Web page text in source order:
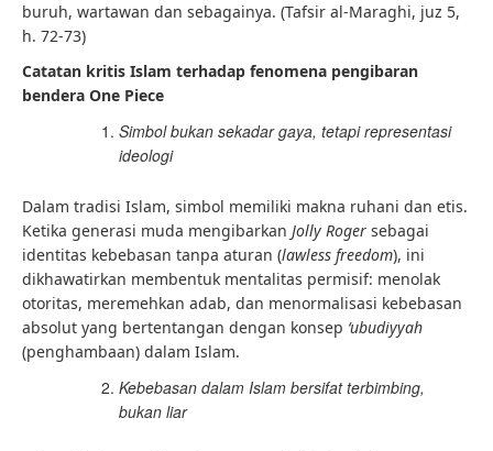
buruh, wartawan dan sebagainya. (Tafsir al-Maraghi, juz 5,
h. 72-73)
Catatan kritis Islam terhadap fenomena pengibaran
bendera One Piece
Simbol bukan sekadar gaya, tetapi representasi
ideologi
Dalam tradisi Islam, simbol memiliki makna ruhani dan etis.
Ketika generasi muda mengibarkan Jolly Roger sebagai
identitas kebebasan tanpa aturan (lawless freedom), ini
dikhawatirkan membentuk mentalitas permisif: menolak
otoritas, meremehkan adab, dan menormalisasi kebebasan
absolut yang bertentangan dengan konsep ‘ubudiyyah
(penghambaan) dalam Islam.
Kebebasan dalam Islam bersifat terbimbing,
bukan liar